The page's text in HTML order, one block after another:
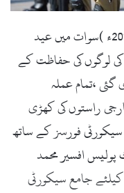
سوات (زما سوات ڈاٹ کام ۔29اگست 2017ء )سوات میں عید
لوگوں کی حفاظت کے
،تمام عملہ
راستوں کی کھڑی
فورسز کے ساتھ
افسیر محمد
جامع سیکورٹی